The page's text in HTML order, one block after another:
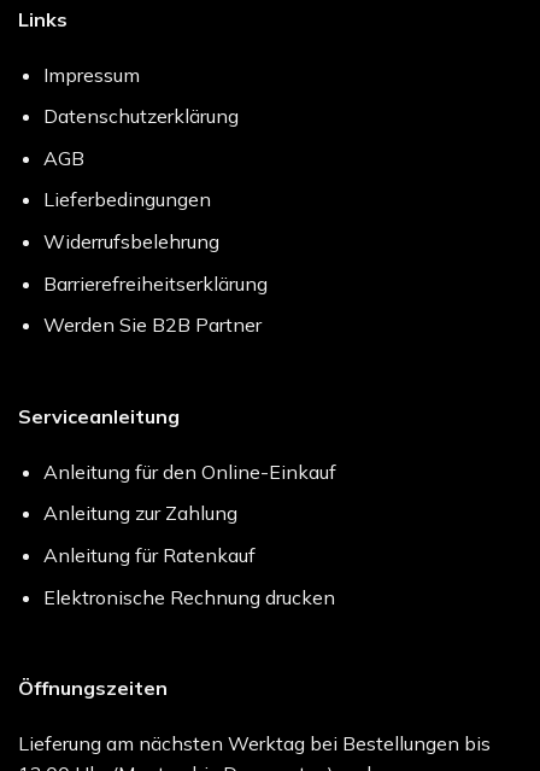
Links
Impressum
Datenschutzerklärung
AGB
Lieferbedingungen
Widerrufsbelehrung
Barrierefreiheitserklärung
Werden Sie B2B Partner
Serviceanleitung
Anleitung für den Online-Einkauf
Anleitung zur Zahlung
Anleitung für Ratenkauf
Elektronische Rechnung drucken
Öffnungszeiten
Lieferung am nächsten Werktag bei Bestellungen bis